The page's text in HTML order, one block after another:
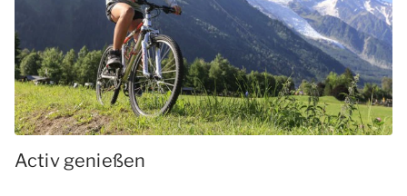
Activ genießen